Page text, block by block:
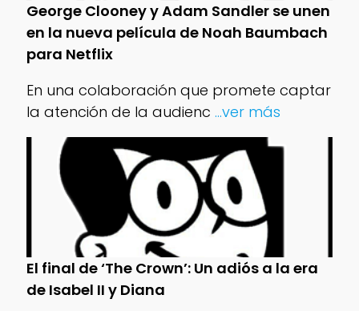
George Clooney y Adam Sandler se unen
en la nueva película de Noah Baumbach
para Netflix
En una colaboración que promete captar
la atención de la audienc ...ver más
El final de ‘The Crown’: Un adiós a la era
de Isabel II y Diana